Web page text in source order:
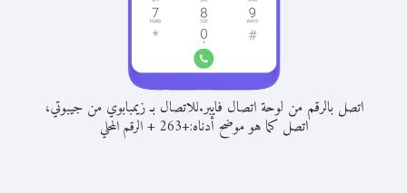
اتصل بالرقم من لوحة اتصال فايبر.للاتصال بـ زيمبابوي من جيبوتي،
اتصل كما هو موضح أدناه:+
263
+الرقم المحلي